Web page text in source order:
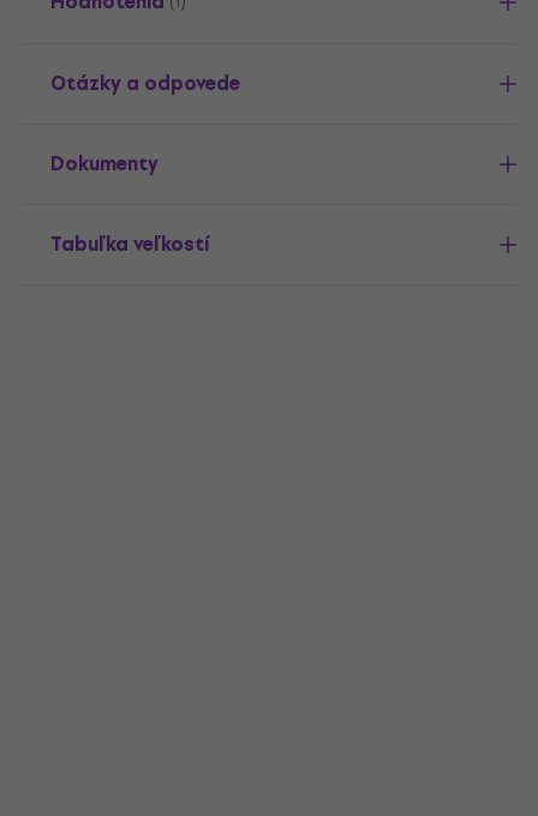
Otázky a odpovede
Dokumenty
Tabuľka veľkostí